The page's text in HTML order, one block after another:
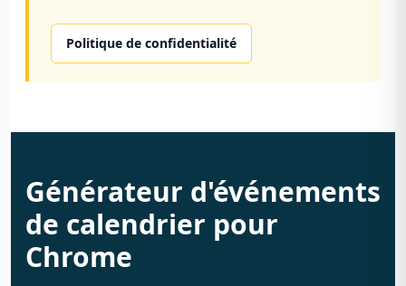
Politique de confidentialité
Générateur d'événements
de calendrier pour
Chrome